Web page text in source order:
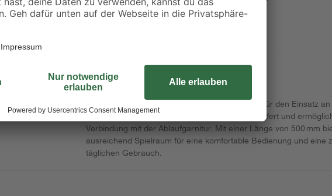
Diese Kugelkette aus verchromtem Messing ist für den Einsatz
vorgesehen. Sie wird mit zwei Splentringen geliefert und
Verbindung mit der Ablaufgarnitur. Mit einer Länge von 500 mm
ausreichend Spielraum für eine komfortable Bedienung und eine
täglichen Gebrauch.